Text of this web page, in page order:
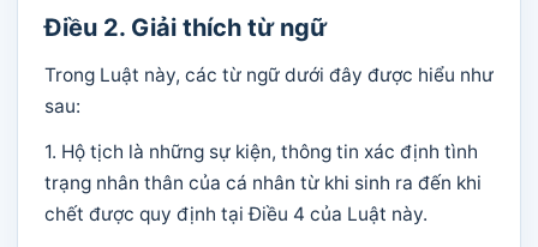
Điều 2. Giải thích từ ngữ
Trong Luật này, các từ ngữ dưới đây được hiểu như
sau:
1. Hộ tịch là những sự kiện, thông tin xác định tình
trạng nhân thân của cá nhân từ khi sinh ra đến khi
chết được quy định tại Điều 4 của Luật này.